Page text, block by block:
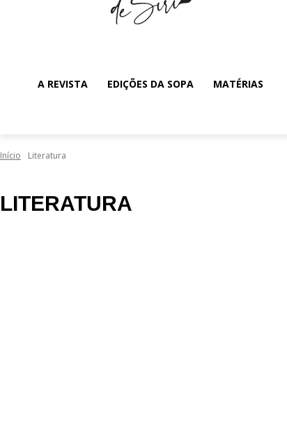
A REVISTA EDIÇÕES DA SOPA MATÉRIAS
Início Literatura
LITERATURA